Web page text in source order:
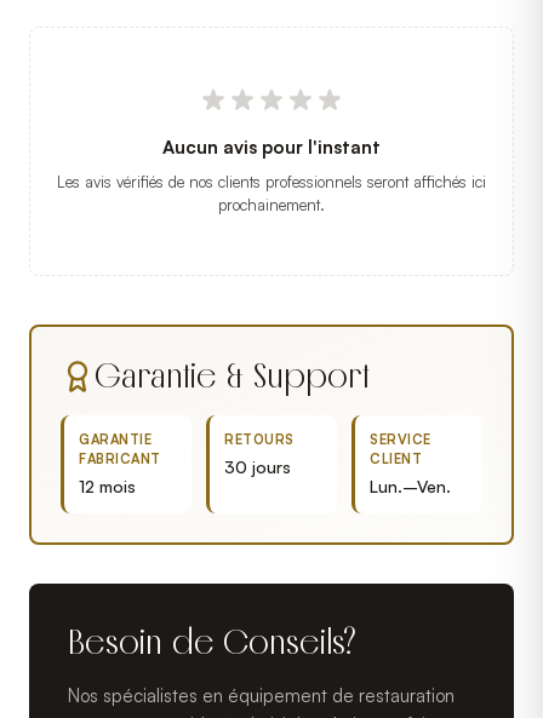
Aucun avis pour l'instant
Les avis vérifiés de nos clients professionnels seront affichés ici
prochainement.
Garantie & Support
GARANTIE
FABRICANT
12 mois
RETOURS
30 jours
SERVICE
CLIENT
Lun.–Ven.
Besoin de Conseils?
Nos spécialistes en équipement de restauration